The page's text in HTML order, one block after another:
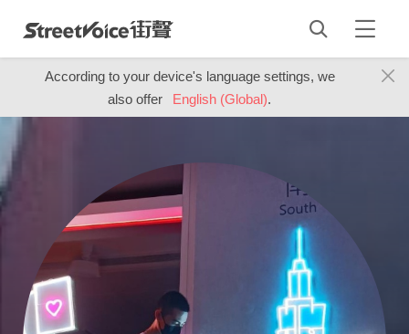
According to your device's language settings, we
also offer
English (Global).